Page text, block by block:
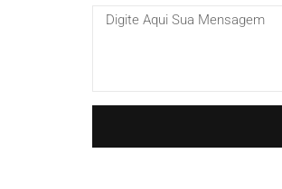
Mensagem